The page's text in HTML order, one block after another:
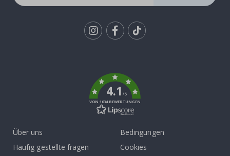
4.1/5
VON 1034 BEWERTUNGEN
Über uns
Häufig gestellte fragen
Bedingungen
Cookies